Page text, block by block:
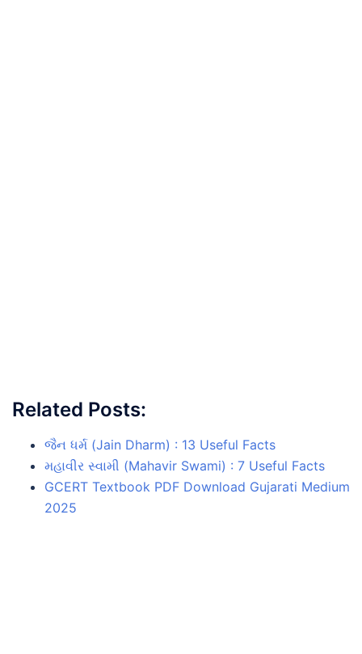
Related Posts:
જૈન ધર્મ (Jain Dharm) : 13 Useful Facts
મહાવીર સ્વામી (Mahavir Swami) : 7 Useful Facts
GCERT Textbook PDF Download Gujarati Medium
2025